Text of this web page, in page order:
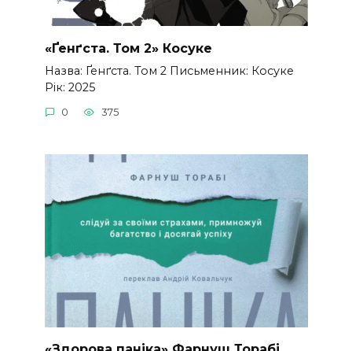
«Ґенґста. Том 2» Косуке
Назва: Ґенґста. Том 2 Письменник: Косуке
Рік: 2025
0 375